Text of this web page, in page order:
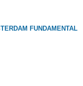
FUNDAMENTAL